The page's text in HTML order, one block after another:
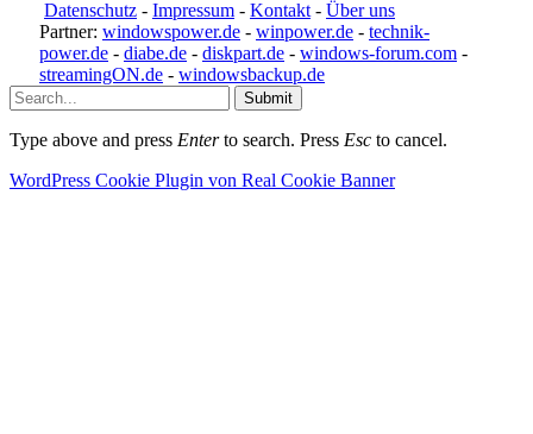
Datenschutz - Impressum - Kontakt - Über uns
Partner: windowspower.de - winpower.de - technik-
power.de - diabe.de - diskpart.de - windows-forum.com -
streamingON.de - windowsbackup.de
Submit
Type above and press Enterto search. Press Esc to cancel.
WordPress Cookie Plugin von Real Cookie Banner